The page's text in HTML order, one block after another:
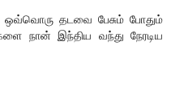
தடவை பேசும் போதும்
நான் இந்திய வந்து நேரடிய